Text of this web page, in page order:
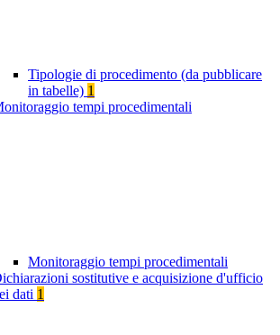
Tipologie di procedimento (da pubblicare
in tabelle) 1
tempi procedimentali
Monitoraggio tempi procedimentali
sostitutive e acquisizione d'ufficio
dati 1